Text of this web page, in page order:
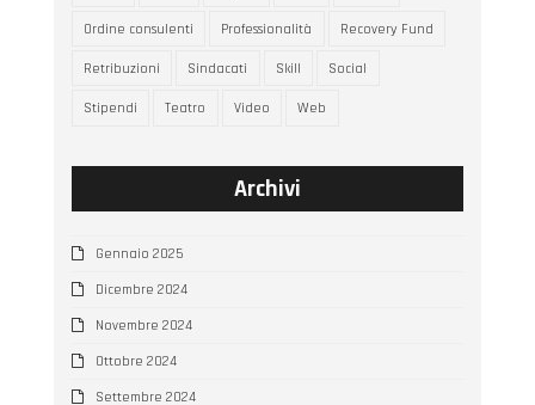
Ordine consulenti Professionalità Recovery Fund
Retribuzioni Sindacati Skill Social
Stipendi Teatro Video Web
Archivi
Gennaio 2025
Dicembre 2024
Novembre 2024
Ottobre 2024
Settembre 2024